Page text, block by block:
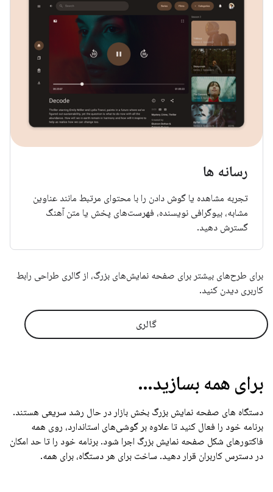
رسانه ها
تجربه مشاهده یا گوش دادن را با محتوای مرتبط مانند عناوین
مشابه، بیوگرافی نویسنده، فهرست‌های پخش یا متن آهنگ
گسترش دهید.
برای طرح‌های بیشتر برای صفحه نمایش‌های بزرگ، از گالری طراحی رابط
کاربری دیدن کنید.
گالری
برای همه بسازید…
دستگاه های صفحه نمایش بزرگ بخش بازار در حال رشد سریعی هستند.
برنامه خود را فعال کنید تا علاوه بر گوشی‌های استاندارد، روی همه
فاکتورهای شکل صفحه نمایش بزرگ اجرا شود. برنامه خود را تا حد امکان
در دسترس کاربران قرار دهید. ساخت برای هر دستگاه، برای همه.